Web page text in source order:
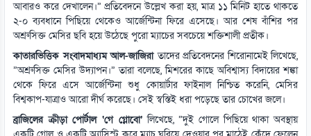
আবারও করে দেখালেন।” প্রতিবেদনে উল্লেখ করা হয়, মাত্র ১১ মিনিট হাতে থাকতে
২-০ ব্যবধানে পিছিয়ে থেকেও আর্জেন্টিনা ফিরে এসেছে। আর শেষ বাঁশির পর
অশ্রুসিক্ত মেসির ছবি হয়ে উঠেছে পুরো ম্যাচের সবচেয়ে শক্তিশালী প্রতীক।
কাতারভিত্তিক সংবাদমাধ্যম আল-জাজিরাতাদের প্রতিবেদনের শিরোনামেই লিখেছে,
”অশ্রুসিক্ত মেসির উদ্যাপন।” তারা বলেছে, মিশরের কাছে অবিশ্বাস্য বিদায়ের শঙ্কা
থেকে ফিরে এসে আর্জেন্টিনা শুধু কোয়ার্টার ফাইনাল নিশ্চিত করেনি, মেসির
বিশ্বকাপ-যাত্রাও আরো দীর্ঘ করেছে। সেই স্বস্তিই ধরা পড়েছে তার চোখের জলে।
ব্রাজিলের ক্রীড়া পোর্টাল ‘গে গ্লোবো’লিখেছে, ”দুই গোলে পিছিয়ে থাকা অবস্থায়